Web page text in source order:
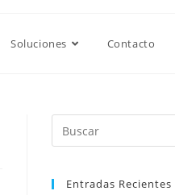
Soluciones Contacto
Entradas Recientes